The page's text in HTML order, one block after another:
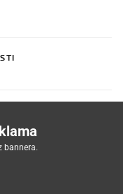
bannera.